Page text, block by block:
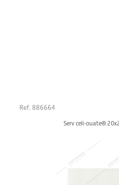
Ref. 886664
Serv celi-ouate®